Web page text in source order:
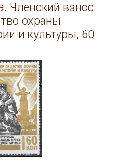
Членский взнос.
охраны
и культуры, 60